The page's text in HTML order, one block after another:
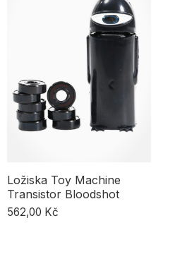
Ložiska umožňují kolečkům volně se
Každé kolečko potřebuje dvě
Kvalitní ložiska znamenají lepší
pohodlí při ježdění. Díky nim
must-have pro každý setup, ať už jsi
Ložiska Toy Machine
Transistor Bloodshot
562,00 Kč